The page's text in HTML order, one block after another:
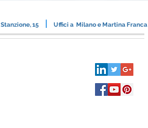
15 | Uffici a Milano e Martina Franca